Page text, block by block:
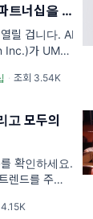
트너십을 맺
릴 겁니다. AI
Inc.)가 UMG,
(SMP), 워너
· 조회 3.54K
고 모두의
확인하세요.
렌드를 주요
고 있다 |